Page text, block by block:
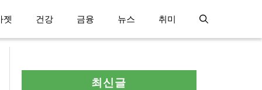
젯 건강 금융 뉴스 취미
최신글